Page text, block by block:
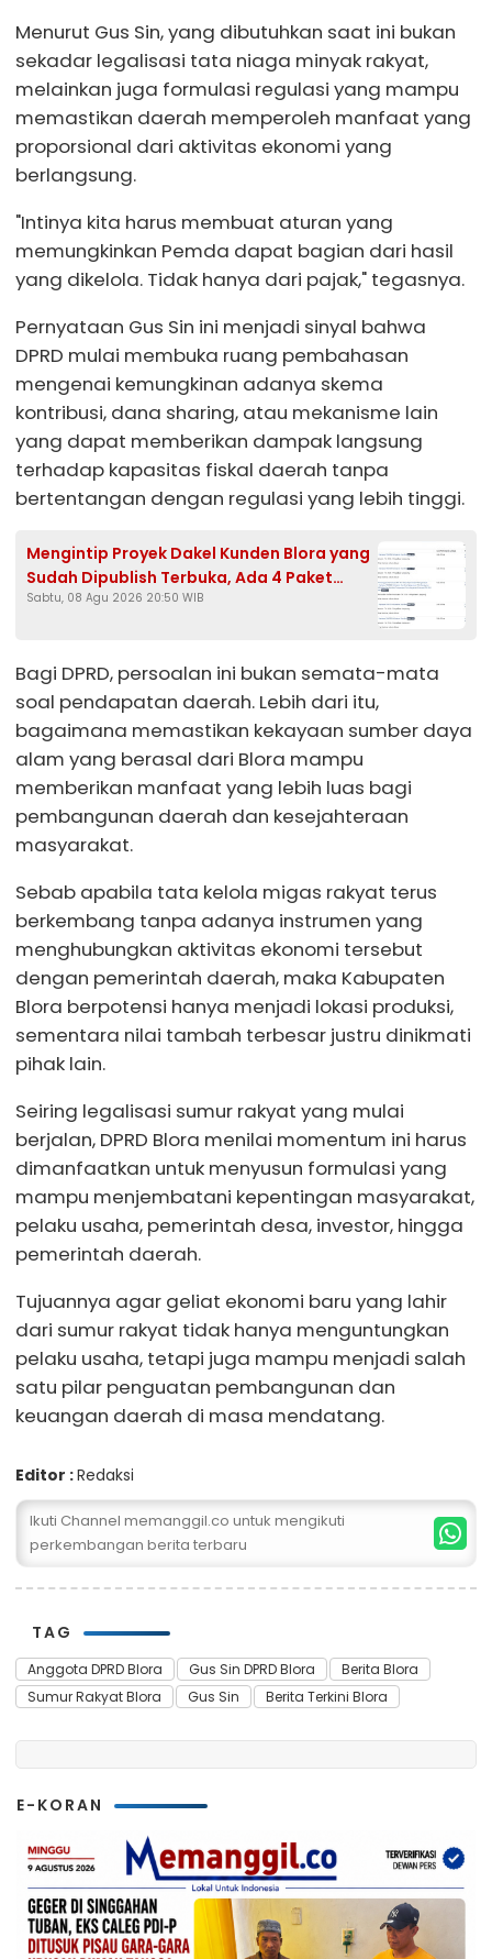
Menurut Gus Sin, yang dibutuhkan saat ini bukan
sekadar legalisasi tata niaga minyak rakyat,
melainkan juga formulasi regulasi yang mampu
memastikan daerah memperoleh manfaat yang
proporsional dari aktivitas ekonomi yang
berlangsung.
"Intinya kita harus membuat aturan yang
memungkinkan Pemda dapat bagian dari hasil
yang dikelola. Tidak hanya dari pajak," tegasnya.
Pernyataan Gus Sin ini menjadi sinyal bahwa
DPRD mulai membuka ruang pembahasan
mengenai kemungkinan adanya skema
kontribusi, dana sharing, atau mekanisme lain
yang dapat memberikan dampak langsung
terhadap kapasitas fiskal daerah tanpa
bertentangan dengan regulasi yang lebih tinggi.
Mengintip Proyek Dakel Kunden Blora yang
Sudah Dipublish Terbuka, Ada 4 Paket
Drainase Senilai Rp374 Juta
Sabtu, 08 Agu 2026 20:50 WIB
Bagi DPRD, persoalan ini bukan semata-mata
soal pendapatan daerah. Lebih dari itu,
bagaimana memastikan kekayaan sumber daya
alam yang berasal dari Blora mampu
memberikan manfaat yang lebih luas bagi
pembangunan daerah dan kesejahteraan
masyarakat.
Sebab apabila tata kelola migas rakyat terus
berkembang tanpa adanya instrumen yang
menghubungkan aktivitas ekonomi tersebut
dengan pemerintah daerah, maka Kabupaten
Blora berpotensi hanya menjadi lokasi produksi,
sementara nilai tambah terbesar justru dinikmati
pihak lain.
Seiring legalisasi sumur rakyat yang mulai
berjalan, DPRD Blora menilai momentum ini harus
dimanfaatkan untuk menyusun formulasi yang
mampu menjembatani kepentingan masyarakat,
pelaku usaha, pemerintah desa, investor, hingga
pemerintah daerah.
Tujuannya agar geliat ekonomi baru yang lahir
dari sumur rakyat tidak hanya menguntungkan
pelaku usaha, tetapi juga mampu menjadi salah
satu pilar penguatan pembangunan dan
keuangan daerah di masa mendatang.
Editor :Redaksi
Ikuti Channel memanggil.co untuk mengikuti
perkembangan berita terbaru
TAG
Anggota DPRD Blora Gus Sin DPRD Blora
Berita Blora
Sumur Rakyat Blora
Gus Sin Berita Terkini Blora
E-KORAN